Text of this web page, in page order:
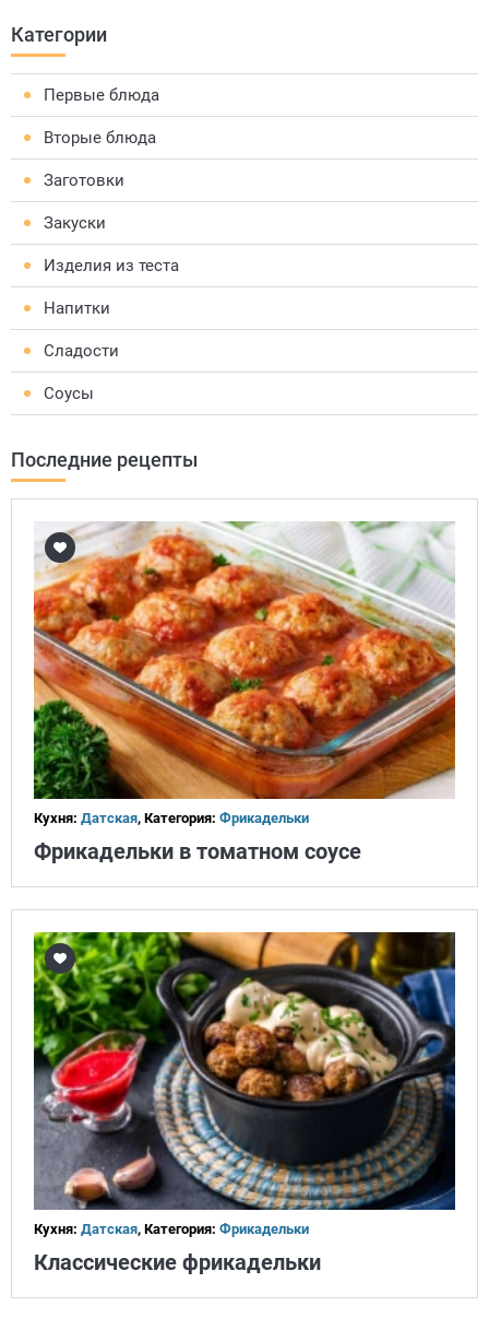
Категории
Первые блюда
Вторые блюда
Заготовки
Закуски
Изделия из теста
Напитки
Сладости
Соусы
Последние рецепты
Кухня: Датская, Категория: Фрикадельки
Фрикадельки в томатном соусе
Кухня: Датская, Категория: Фрикадельки
Классические фрикадельки